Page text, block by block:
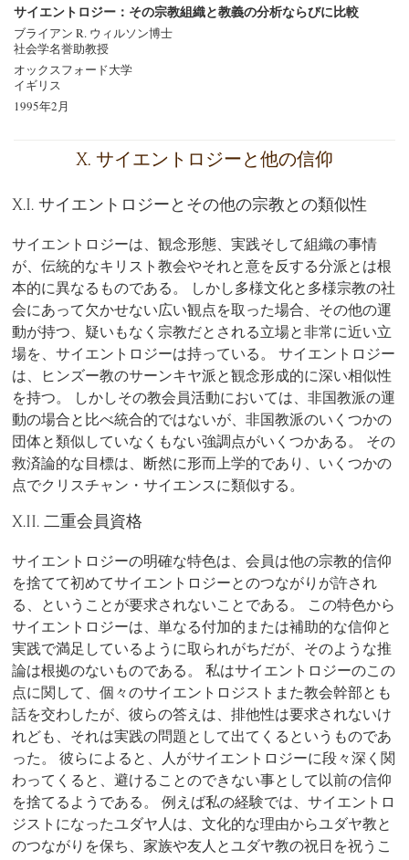
サイエントロジー：その宗教組織と教義の分析ならびに比較
ブライアン R. ウィルソン博士
社会学名誉助教授
オックスフォード大学
イギリス
1995年2月
X. サイエントロジーと他の信仰
X.I. サイエントロジーとその他の宗教との類似性
サイエントロジーは、観念形態、実践そして組織の事情
が、伝統的なキリスト教会やそれと意を反する分派とは根
本的に異なるものである。 しかし多様文化と多様宗教の社
会にあって欠かせない広い観点を取った場合、その他の運
動が持つ、疑いもなく宗教だとされる立場と非常に近い立
場を、サイエントロジーは持っている。 サイエントロジー
は、ヒンズー教のサーンキヤ派と観念形成的に深い相似性
を持つ。 しかしその教会員活動においては、非国教派の運
動の場合と比べ統合的ではないが、非国教派のいくつかの
団体と類似していなくもない強調点がいくつかある。 その
救済論的な目標は、断然に形而上学的であり、いくつかの
点でクリスチャン・サイエンスに類似する。
X.II. 二重会員資格
サイエントロジーの明確な特色は、会員は他の宗教的信仰
を捨てて初めてサイエントロジーとのつながりが許され
る、ということが要求されないことである。 この特色から
サイエントロジーは、単なる付加的または補助的な信仰と
実践で満足しているように取られがちだが、そのような推
論は根拠のないものである。 私はサイエントロジーのこの
点に関して、個々のサイエントロジストまた教会幹部とも
話を交わしたが、彼らの答えは、排他性は要求されないけ
れども、それは実践の問題として出てくるというものであ
った。 彼らによると、人がサイエントロジーに段々深く関
わってくると、避けることのできない事として以前の信仰
を捨てるようである。 例えば私の経験では、サイエントロ
ジストになったユダヤ人は、文化的な理由からユダヤ教と
のつながりを保ち、家族や友人とユダヤ教の祝日を祝うこ